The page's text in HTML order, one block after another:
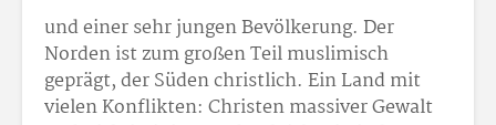
und einer sehr jungen Bevölkerung. Der
Norden ist zum großen Teil muslimisch
geprägt, der Süden christlich. Ein Land mit
vielen Konflikten: Christen massiver Gewalt